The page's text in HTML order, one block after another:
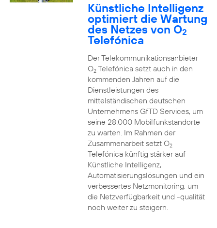
Künstliche Intelligenz
optimiert die Wartung
des Netzes von O2
Telefónica
Der Telekommunikationsanbieter
O2Telefónica setzt auch in den
kommenden Jahren auf die
Dienstleistungen des
mittelständischen deutschen
Unternehmens GfTD Services, um
seine 28.000 Mobilfunkstandorte
zu warten. Im Rahmen der
Zusammenarbeit setzt O2
Telefónica künftig stärker auf
Künstliche Intelligenz,
Automatisierungslösungen und ein
verbessertes Netzmonitoring, um
die Netzverfügbarkeit und -qualität
noch weiter zu steigern.